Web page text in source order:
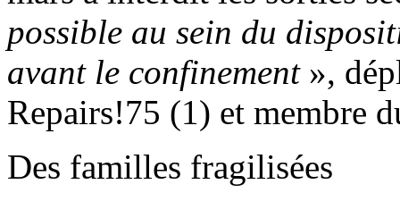
possible au sein du
avant le confinement »,
Repairs!75 (1) et membre
Des familles fragilisées